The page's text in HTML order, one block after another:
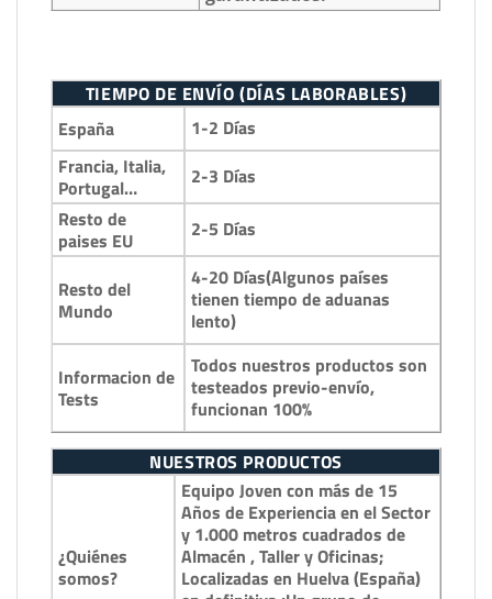
TIEMPO DE ENVÍO (DÍAS LABORABLES)
España
1-2 Días
Francia, Italia,
Portugal…
2-3 Días
Resto de
paises EU
2-5 Días
Resto del
Mundo
4-20 Días(Algunos países
tienen tiempo de aduanas
lento)
Informacion de
Tests
Todos nuestros productos son
testeados previo-envío,
funcionan 100%
NUESTROS PRODUCTOS
¿Quiénes
somos?
Equipo Joven con más de 15
Años de Experiencia en el Sector
y 1.000 metros cuadrados de
Almacén , Taller y Oficinas;
Localizadas en Huelva (España)